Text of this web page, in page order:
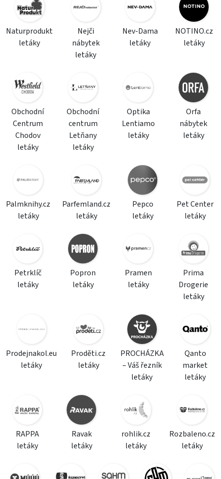
Naturprodukt
letáky
Nejči
nábytek
letáky
Nev-Dama
letáky
NOTINO.cz
letáky
Obchodní
Centrum
Chodov
letáky
Obchodní
centrum
Letňany
letáky
Optika
Lentiamo
letáky
Orfa
nábytek
letáky
Palmknihy.cz
letáky
Parfemland.cz
letáky
Pepco
letáky
Pet Center
letáky
Petrklíč
letáky
Popron
letáky
Pramen
letáky
Prima
Drogerie
letáky
Prodejnakol.eu
letáky
Proděti.cz
letáky
PROCHÁZKA
– Váš řezník
letáky
Qanto
market
letáky
RAPPA
letáky
Ravak
letáky
rohlik.cz
letáky
Rozbaleno.cz
letáky